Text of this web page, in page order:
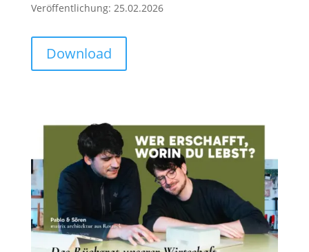
Veröffentlichung: 25.02.2026
Download